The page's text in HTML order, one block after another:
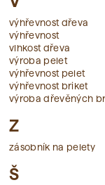
výhřevnost dřeva
výhřevnost
vlhkost dřeva
výroba pelet
výhřevnost pelet
výhřevnost briket
výroba dřevěných
Z
zásobník na pelety
Š